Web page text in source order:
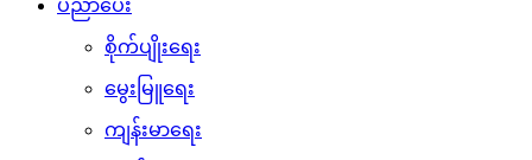
ပညာပေး
စိုက်ပျိုးရေး
မွေးမြူရေး
ကျန်းမာရေး